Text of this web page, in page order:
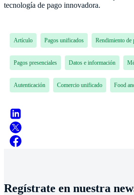
tecnología de pago innovadora.
Artículo Pagos unificados Rendimiento de
Pagos presenciales Datos e información
Autenticación Comercio unificado Food
Regístrate en nuestra